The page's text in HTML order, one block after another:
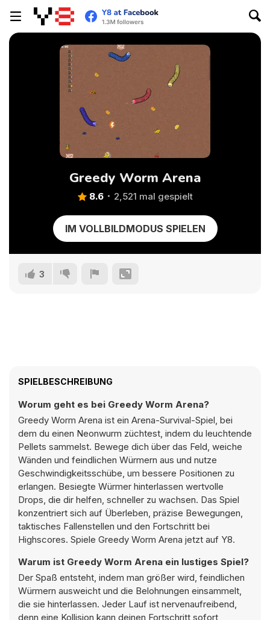
Greedy Worm Arena
8.6 2,521 mal gespielt
IM VOLLBILDMODUS SPIELEN
3
SPIELBESCHREIBUNG
Worum geht es bei Greedy Worm Arena?
Greedy Worm Arena ist ein Arena-Survival-Spiel, bei
dem du einen Neonwurm züchtest, indem du leuchtende
Pellets sammelst. Bewege dich über das Feld, weiche
Wänden und feindlichen Würmern aus und nutze
Geschwindigkeitsschübe, um bessere Positionen zu
erlangen. Besiegte Würmer hinterlassen wertvolle
Drops, die dir helfen, schneller zu wachsen. Das Spiel
konzentriert sich auf Überleben, präzise Bewegungen,
taktisches Fallenstellen und den Fortschritt bei
Highscores. Spiele Greedy Worm Arena jetzt auf Y8.
Warum ist Greedy Worm Arena ein lustiges Spiel?
Der Spaß entsteht, indem man größer wird, feindlichen
Würmern ausweicht und die Belohnungen einsammelt,
die sie hinterlassen. Jeder Lauf ist nervenaufreibend,
denn eine Kollision kann deinen Fortschritt sofort